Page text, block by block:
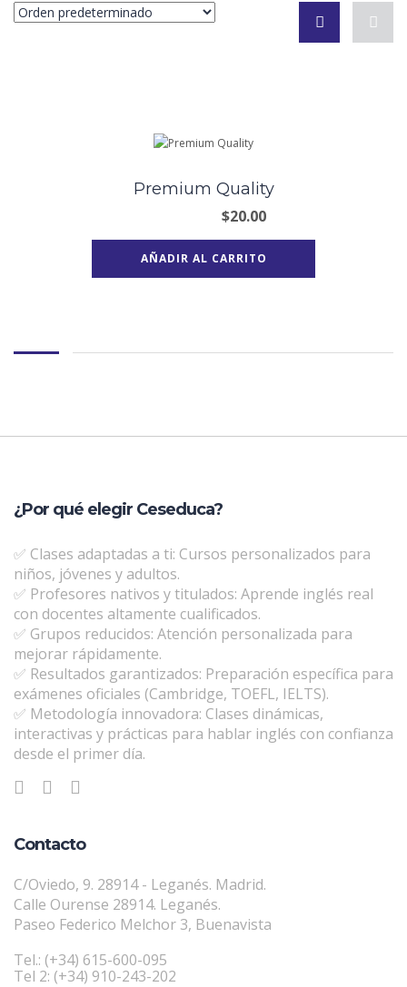
Premium Quality
$20.00
AÑADIR AL CARRITO
¿Por qué elegir Ceseduca?
✅ Clases adaptadas a ti: Cursos personalizados para
niños, jóvenes y adultos.
✅ Profesores nativos y titulados: Aprende inglés real
con docentes altamente cualificados.
✅ Grupos reducidos: Atención personalizada para
mejorar rápidamente.
✅ Resultados garantizados: Preparación específica para
exámenes oficiales (Cambridge, TOEFL, IELTS).
✅ Metodología innovadora: Clases dinámicas,
interactivas y prácticas para hablar inglés con confianza
desde el primer día.
Contacto
C/Oviedo, 9. 28914 - Leganés. Madrid.
Calle Ourense 28914. Leganés.
Paseo Federico Melchor 3, Buenavista
Tel.: (+34) 615-600-095
Tel 2: (+34) 910-243-202